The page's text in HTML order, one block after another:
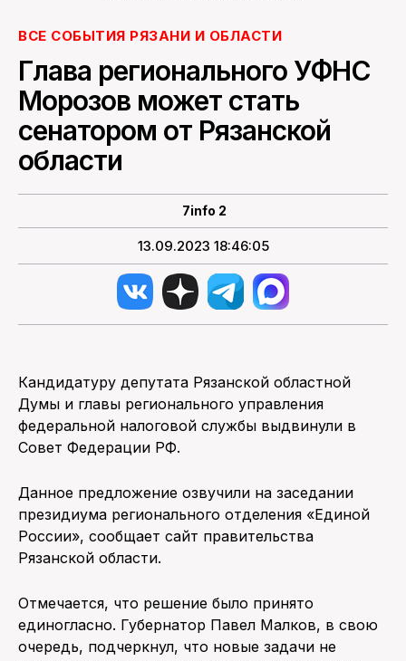
ВСЕ СОБЫТИЯ РЯЗАНИ И ОБЛАСТИ
Глава регионального УФНС
Морозов может стать
сенатором от Рязанской
области
7info 2
13.09.2023 18:46:05
Кандидатуру депутата Рязанской областной
Думы и главы регионального управления
федеральной налоговой службы выдвинули в
Совет Федерации РФ.
Данное предложение озвучили на заседании
президиума регионального отделения «Единой
России», сообщает сайт правительства
Рязанской области.
Отмечается, что решение было принято
единогласно. Губернатор Павел Малков, в свою
очередь, подчеркнул, что новые задачи не